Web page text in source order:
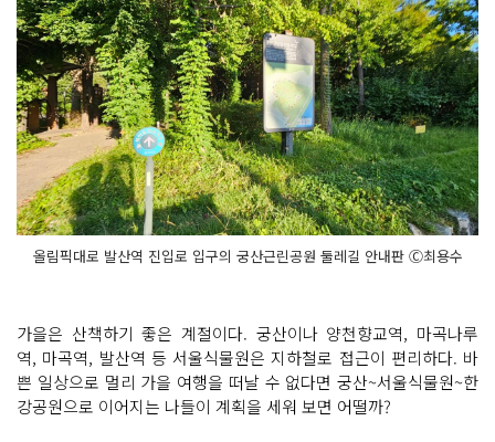
올림픽대로 발산역 진입로 입구의 궁산근린공원 둘레길 안내판 Ⓒ최용수
가을은 산책하기 좋은 계절이다. 궁산이나 양천향교역, 마곡나루
역, 마곡역, 발산역 등 서울식물원은 지하철로 접근이 편리하다. 바
쁜 일상으로 멀리 가을 여행을 떠날 수 없다면 궁산~서울식물원~한
강공원으로 이어지는 나들이 계획을 세워 보면 어떨까?